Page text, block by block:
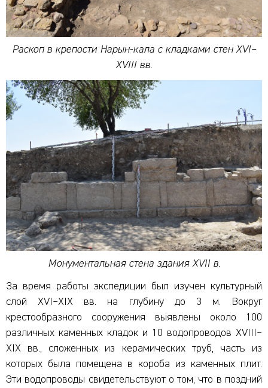
Раскоп в крепости Нарын-кала с кладками стен XVI–
XVIII вв.
Монументальная стена здания XVII в.
За время работы экспедиции был изучен культурный
слой XVI–XIX вв. на глубину до 3 м. Вокруг
крестообразного сооружения выявлены около 100
различных каменных кладок и 10 водопроводов XVIII–
XIX вв., сложенных из керамических труб, часть из
которых была помещена в короба из каменных плит.
Эти водопроводы свидетельствуют о том, что в поздний